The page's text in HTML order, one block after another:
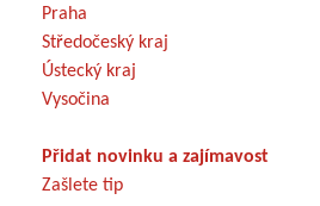
Praha
Středočeský kraj
Ústecký kraj
Vysočina
Přidat novinku a zajímavost
Zašlete tip